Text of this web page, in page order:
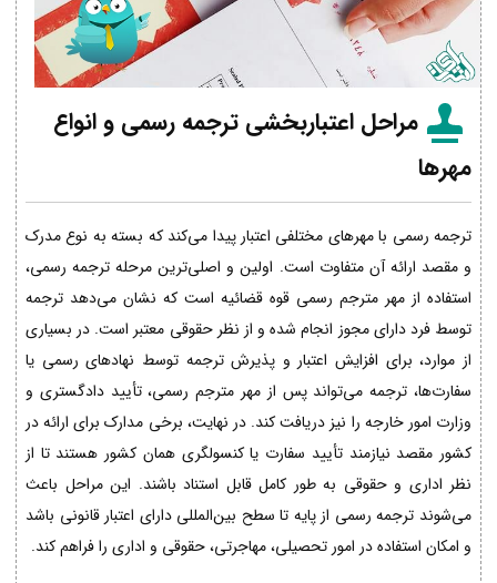
مراحل اعتباربخشی ترجمه رسمی و انواع
مهرها
ترجمه رسمی با مهرهای مختلفی اعتبار پیدا می‌کند که بسته به نوع مدرک
و مقصد ارائه آن متفاوت است. اولین و اصلی‌ترین مرحله ترجمه رسمی،
استفاده از مهر مترجم رسمی قوه قضائیه است که نشان می‌دهد ترجمه
توسط فرد دارای مجوز انجام شده و از نظر حقوقی معتبر است. در بسیاری
از موارد، برای افزایش اعتبار و پذیرش ترجمه توسط نهادهای رسمی یا
سفارت‌ها، ترجمه می‌تواند پس از مهر مترجم رسمی، تأیید دادگستری و
وزارت امور خارجه را نیز دریافت کند. در نهایت، برخی مدارک برای ارائه در
کشور مقصد نیازمند تأیید سفارت یا کنسولگری همان کشور هستند تا از
نظر اداری و حقوقی به طور کامل قابل استناد باشند. این مراحل باعث
می‌شوند ترجمه رسمی از پایه تا سطح بین‌المللی دارای اعتبار قانونی باشد
و امکان استفاده در امور تحصیلی، مهاجرتی، حقوقی و اداری را فراهم کند.